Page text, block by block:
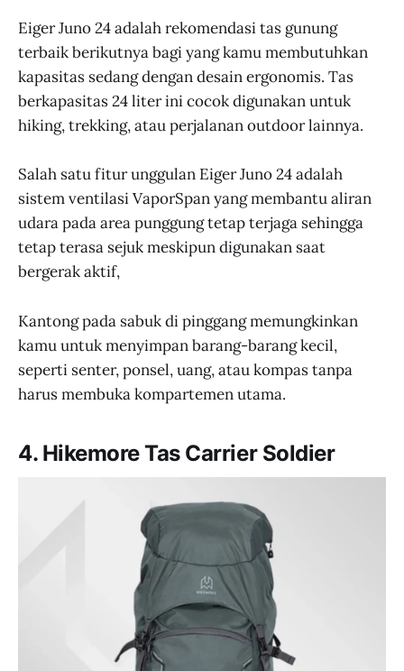
Eiger Juno 24 adalah rekomendasi tas gunung
terbaik berikutnya bagi yang kamu membutuhkan
kapasitas sedang dengan desain ergonomis. Tas
berkapasitas 24 liter ini cocok digunakan untuk
hiking, trekking, atau perjalanan outdoor lainnya.
Salah satu fitur unggulan Eiger Juno 24 adalah
sistem ventilasi VaporSpan yang membantu aliran
udara pada area punggung tetap terjaga sehingga
tetap terasa sejuk meskipun digunakan saat
bergerak aktif,
Kantong pada sabuk di pinggang memungkinkan
kamu untuk menyimpan barang-barang kecil,
seperti senter, ponsel, uang, atau kompas tanpa
harus membuka kompartemen utama.
4. Hikemore Tas Carrier Soldier